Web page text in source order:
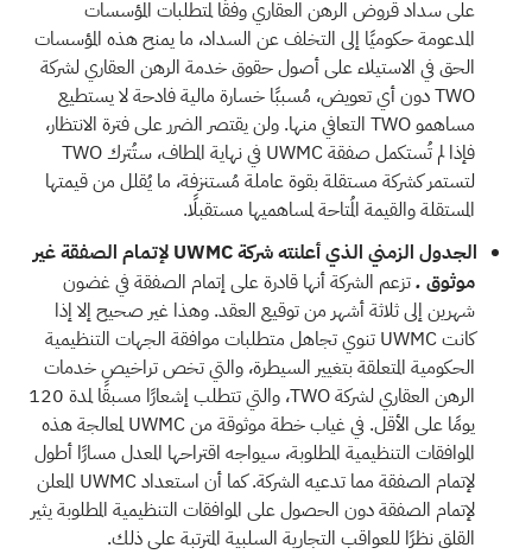
على سداد قروض الرهن العقاري وفقًا لمتطلبات المؤسسات
المدعومة حكوميًا إلى التخلف عن السداد، ما يمنح هذه المؤسسات
الحق في الاستيلاء على أصول حقوق خدمة الرهن العقاري لشركة
TWO دون أي تعويض، مُسببًا خسارة مالية فادحة لا يستطيع
مساهمو TWO التعافي منها. ولن يقتصر الضرر على فترة الانتظار،
فإذا لم تُستكمل صفقة UWMC في نهاية المطاف، ستُترك TWO
لتستمر كشركة مستقلة بقوة عاملة مُستنزفة، ما يُقلل من قيمتها
المستقلة والقيمة المُتاحة لمساهميها مستقبلًا.
الجدول الزمني الذي أعلنته شركة UWMC لإتمام الصفقة غير
موثوق .تزعم الشركة أنها قادرة على إتمام الصفقة في غضون
شهرين إلى ثلاثة أشهر من توقيع العقد. وهذا غير صحيح إلا إذا
كانت UWMC تنوي تجاهل متطلبات موافقة الجهات التنظيمية
الحكومية المتعلقة بتغيير السيطرة، والتي تخص تراخيص خدمات
الرهن العقاري لشركة TWO، والتي تتطلب إشعارًا مسبقًا لمدة 120
يومًا على الأقل. في غياب خطة موثوقة من UWMC لمعالجة هذه
الموافقات التنظيمية المطلوبة، سيواجه اقتراحها المعدل مسارًا أطول
لإتمام الصفقة مما تدعيه الشركة. كما أن استعداد UWMC المعلن
لإتمام الصفقة دون الحصول على الموافقات التنظيمية المطلوبة يثير
القلق نظرًا للعواقب التجارية السلبية المترتبة على ذلك.